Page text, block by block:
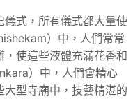
儀式，所有儀式都大量使
）中，人們常常
使這些液體充滿花香和
）中，人們會精心
型寺廟中，技藝精湛的